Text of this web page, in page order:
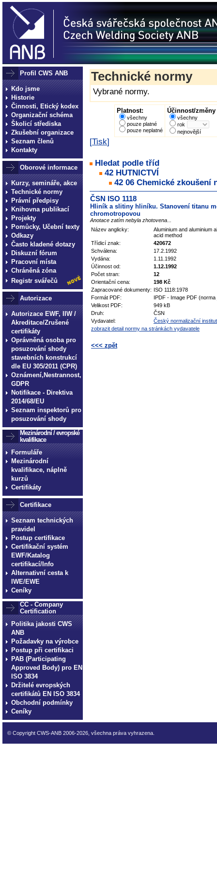
Profil CWS ANB
Kdo jsme
Historie
Činnosti, Etický kodex
Organizační schéma
Školicí střediska
Zkušební organizace
Seznam členů
Kontakty
Oborové informace
Kurzy, semináře, akce
Technické normy
Právní předpisy
Knihovna publikací
Projekty
Pomůcky, Učební texty
Odkazy
Často kladené dotazy
Diskuzní fórum
Pracovní místa
Chráněná zóna
Registr svářečů
Autorizace
Autorizace EWF, IIW /
Akreditace/Zrušené
certifikáty
Oprávněná osoba pro
posuzování shody
stavebních konstrukcí
dle EU 305/2011 (CPR)
Oznámení,Nestrannost,
GDPR
Notifikace - Direktiva
2014/68/EU
Seznam inspektorů pro
posuzování shody
Mezinárodní / evropské
kvalifikace
Formuláře
Mezinárodní
kvalifikace, náplně
kurzů
Certifikáty
Certifikace
Seznam technických
pravidel
Postup certifikace
Certifikační systém
EWF/Katalog
certifikací/Info
Alternativní cesta k
IWE/EWE
Ceníky
CC - Company
Certification
Politika jakosti CWS
ANB
Požadavky na výrobce
Postup při certifikaci
PAB (Participating
Approved Body) pro EN
ISO 3834
Držitelé evropských
certifikátů EN ISO 3834
Obchodní podmínky
Ceníky
Technické normy
Vybrané normy.
Platnost:
všechny
pouze platné
pouze neplatné
Účinnost/změny
všechny
rok
nejnovější
[Tisk]
Hledat podle tříd
42 HUTNICTVÍ
42 06 Chemické
ČSN ISO 1118
Hliník a slitiny hliníku. Stanovení titanu
chromotropovou
Anotace zatím nebyla zhotovena...
Název anglicky:
Aluminium and aluminium
acid method
Třídicí znak:
420672
Schválena:
17.2.1992
Vydána:
1.11.1992
Účinnost od:
1.12.1992
Počet stran:
12
Orientační cena:
198 Kč
Zapracované dokumenty:
ISO 1118:1978
Formát PDF:
IPDF - Image PDF
Velikost PDF:
949 kB
Druh:
ČSN
Vydavatel:
Český normalizační institut
zobrazit detail normy na stránkách vydavatele
<<< zpět
© Copyright CWS-ANB 2006-2026, všechna práva vyhrazena.